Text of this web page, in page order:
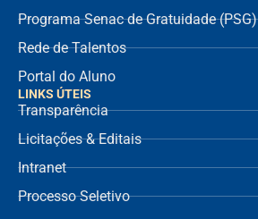
Programa Senac de Gratuidade (PSG)
Rede de Talentos
Portal do Aluno
LINKS ÚTEIS
Transparência
Licitações & Editais
Intranet
Processo Seletivo